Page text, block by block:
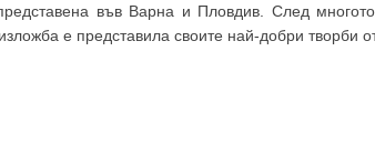
във Варна и Пловдив. След многото
е представила своите най-добри творби